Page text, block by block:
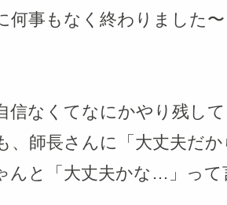
何事もなく終わりました
信なくてなにかやり残し
、師長さんに「大丈夫だ
んと「大丈夫かな…」っ